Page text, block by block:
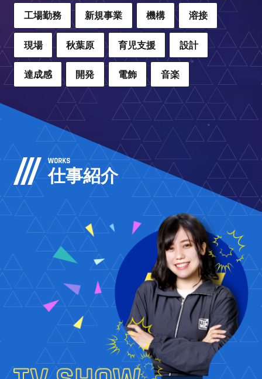
工場勤務 新規事業 機構 溶接
現場 秋葉原 育児支援 設計
達成感 開発 電飾 音楽
WORKS
仕事紹介